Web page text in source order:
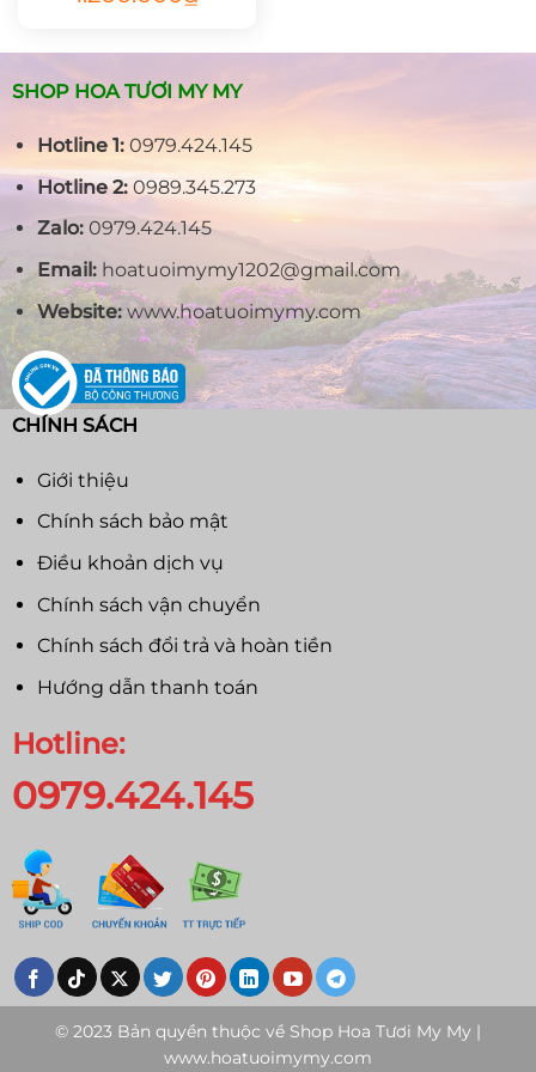
1.200.000₫.
SHOP HOA TƯƠI MY MY
Hotline 1:0979.424.145
Hotline 2:0989.345.273
Zalo:0979.424.145
Email:hoatuoimymy1202@gmail.com
Website:www.hoatuoimymy.com
CHÍNH SÁCH
Giới thiệu
Chính sách bảo mật
Điều khoản dịch vụ
Chính sách vận chuyển
Chính sách đổi trả và hoàn tiền
Hướng dẫn thanh toán
Hotline:
0979.424.145
© 2023 Bản quyền thuộc về Shop Hoa Tươi My My |
www.hoatuoimymy.com